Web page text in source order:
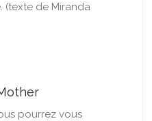
(texte de Miranda
pourrez vous